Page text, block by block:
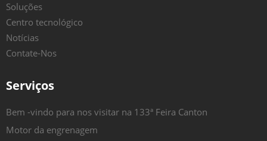
Soluções
Centro tecnológico
Notícias
Contate-Nos
Serviços
Bem -vindo para nos visitar na 133ª Feira Canton
Motor da engrenagem